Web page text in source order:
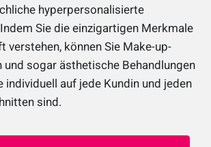
hyperpersonalisierte
Sie die einzigartigen Merkmale
verstehen, können Sie Make-up-
und sogar ästhetische Behandlungen
individuell auf jede Kundin und jeden
sind.